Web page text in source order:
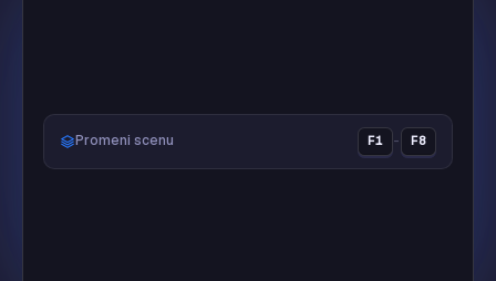
LIVE
❤️
Promeni scenu F1 – F8